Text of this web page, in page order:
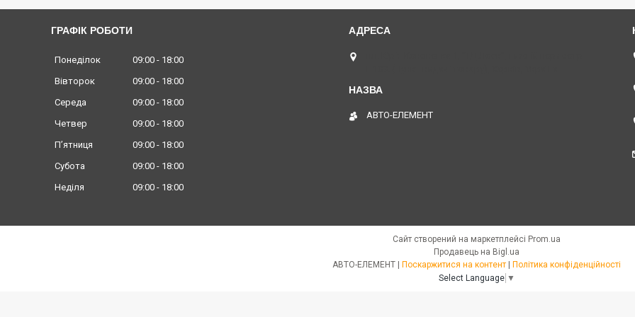
ГРАФІК РОБОТИ
Понеділок 09:00
18:00
Вівторок
09:00
18:00
Середа
09:00
18:00
Четвер
09:00
18:00
Пʼятниця
09:00
18:00
Субота
09:00
18:00
Неділя
09:00 18:00
АВТО-ЕЛЕМЕНТ
Сайт створений на маркетплейсі Prom.ua
Продавець на Bigl.ua
Поскаржитися на контент
Політика конфіденційності
Select Language ▼